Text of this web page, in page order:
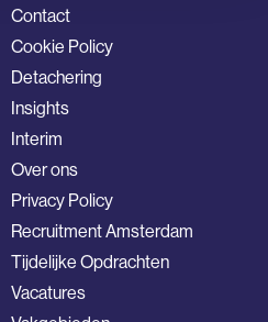
Contact
Cookie Policy
Detachering
Insights
Interim
Over ons
Privacy Policy
Recruitment Amsterdam
Tijdelijke Opdrachten
Vacatures